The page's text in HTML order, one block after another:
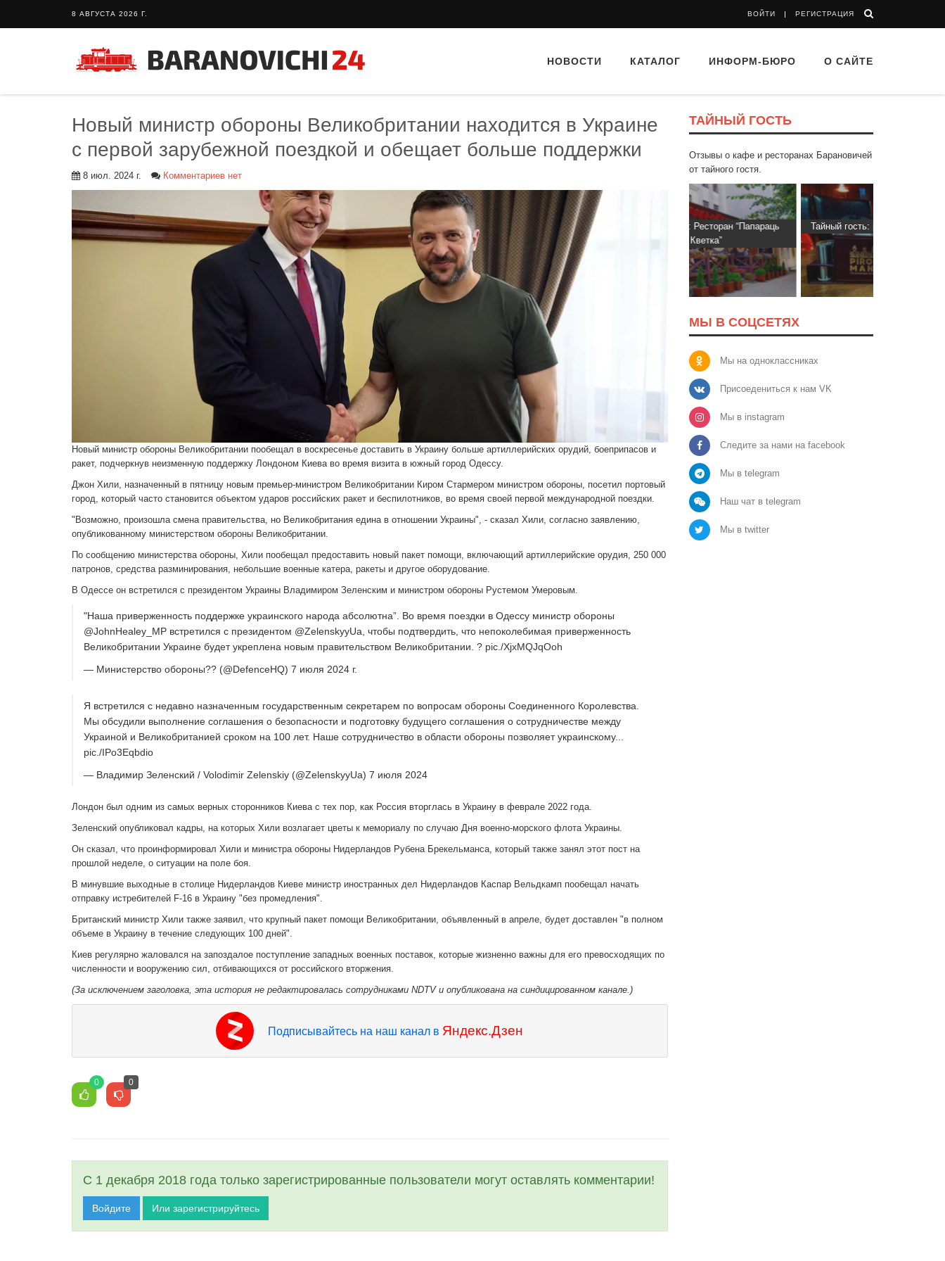
8 АВГУСТА 2026 Г. ВОЙТИ РЕГИСТРАЦИЯ
НОВОСТИ КАТАЛОГ ИНФОРМ-БЮРО О САЙТЕ
Новый министр обороны Великобритании находится в Украине
с первой зарубежной поездкой и обещает больше поддержки
8 июл. 2024 г. Комментариев нет
Новый министр обороны Великобритании пообещал в воскресенье доставить в Украину больше артиллерийских орудий, боеприпасов и
ракет, подчеркнув неизменную поддержку Лондоном Киева во время визита в южный город Одессу.
Джон Хили, назначенный в пятницу новым премьер-министром Великобритании Киром Стармером министром обороны, посетил портовый
город, который часто становится объектом ударов российских ракет и беспилотников, во время своей первой международной поездки.
"Возможно, произошла смена правительства, но Великобритания едина в отношении Украины", - сказал Хили, согласно заявлению,
опубликованному министерством обороны Великобритании.
По сообщению министерства обороны, Хили пообещал предоставить новый пакет помощи, включающий артиллерийские орудия, 250 000
патронов, средства разминирования, небольшие военные катера, ракеты и другое оборудование.
В Одессе он встретился с президентом Украины Владимиром Зеленским и министром обороны Рустемом Умеровым.
"Наша приверженность поддержке украинского народа абсолютна”. Во время поездки в Одессу министр обороны
@JohnHealey_MP встретился с президентом @ZelenskyyUa, чтобы подтвердить, что непоколебимая приверженность
Великобритании Украине будет укреплена новым правительством Великобритании. ? pic./XjxMQJqOoh
— Министерство обороны?? (@DefenceHQ) 7 июля 2024 г.
Я встретился с недавно назначенным государственным секретарем по вопросам обороны Соединенного Королевства.
Мы обсудили выполнение соглашения о безопасности и подготовку будущего соглашения о сотрудничестве между
Украиной и Великобританией сроком на 100 лет. Наше сотрудничество в области обороны позволяет украинскому...
pic./IPo3Eqbdio
— Владимир Зеленский / Volodimir Zelenskiy (@ZelenskyyUa) 7 июля 2024
Лондон был одним из самых верных сторонников Киева с тех пор, как Россия вторглась в Украину в феврале 2022 года.
Зеленский опубликовал кадры, на которых Хили возлагает цветы к мемориалу по случаю Дня военно-морского флота Украины.
Он сказал, что проинформировал Хили и министра обороны Нидерландов Рубена Брекельманса, который также занял этот пост на
прошлой неделе, о ситуации на поле боя.
В минувшие выходные в столице Нидерландов Киеве министр иностранных дел Нидерландов Каспар Вельдкамп пообещал начать
отправку истребителей F-16 в Украину "без промедления".
Британский министр Хили также заявил, что крупный пакет помощи Великобритании, объявленный в апреле, будет доставлен "в полном
объеме в Украину в течение следующих 100 дней".
Киев регулярно жаловался на запоздалое поступление западных военных поставок, которые жизненно важны для его превосходящих по
численности и вооружению сил, отбивающихся от российского вторжения.
(За исключением заголовка, эта история не редактировалась сотрудниками NDTV и опубликована на синдицированном канале.)
Подписывайтесь на наш канал в Яндекс.Дзен
0 0
С 1 декабря 2018 года только зарегистрированные пользователи могут оставлять комментарии!
Войдите Или зарегистрируйтесь
ТАЙНЫЙ ГОСТЬ
Отзывы о кафе и ресторанах Барановичей
от тайного гостя.
Тайный гость: Гастропаб “Drova”
Тайный гость: Ресторан “Папараць
Кветка”
Тайный гость: ресторан «Пиросмани»
МЫ В СОЦСЕТЯХ
Мы на одноклассниках
Присоедениться к нам VK
Мы в instagram
Следите за нами на facebook
Мы в telegram
Наш чат в telegram
Мы в twitter